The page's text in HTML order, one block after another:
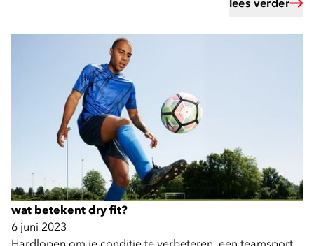
lees verder
wat betekent dry fit?
6 juni 2023
Hardlopen om je conditie te verbeteren, een teamsport